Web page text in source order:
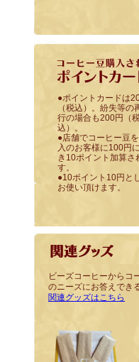
●ポイントカードは
（税込）。紛失等の
行の場合も200円（
込）。
●店舗でコーヒー豆
入のお客様に100円
き10ポイント加算さ
す。
●10ポイント10円と
お使い頂けます。
ビーズコーヒーからコ
のニーズにお答えでき
関連グッズはこちら